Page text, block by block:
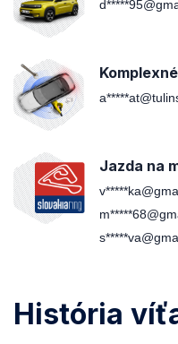
Jazda na
História